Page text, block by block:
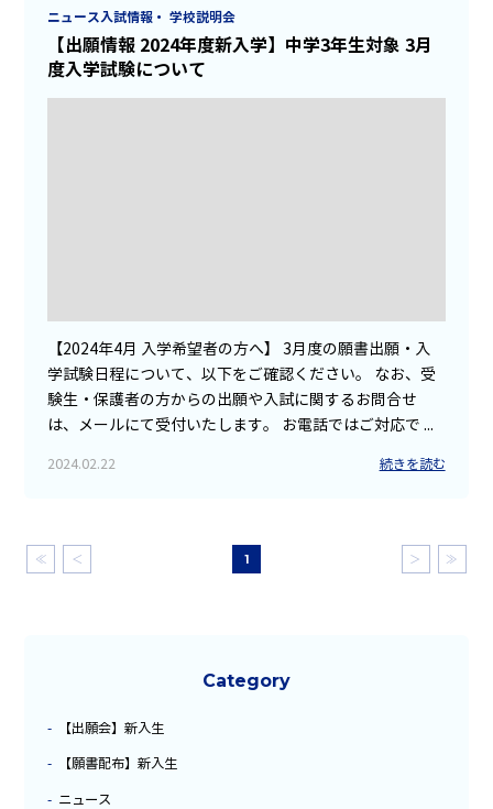
ニュース入試情報・ 学校説明会
【出願情報 2024年度新入学】中学3年生対象 3月
度入学試験について
【2024年4月 入学希望者の方へ】 3月度の願書出願・入
学試験日程について、以下をご確認ください。 なお、受
験生・保護者の方からの出願や入試に関するお問合せ
は、メールにて受付いたします。 お電話ではご対応で ...
2024.02.22 続きを読む
≪ ＜ 1 ＞ ≫
Category
【出願会】新入生
【願書配布】新入生
ニュース